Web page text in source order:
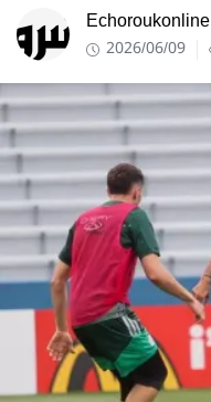
Echoroukonline
2026/06/09